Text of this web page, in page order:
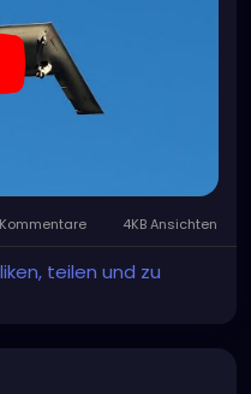
4KB Ansichten
teilen und zu